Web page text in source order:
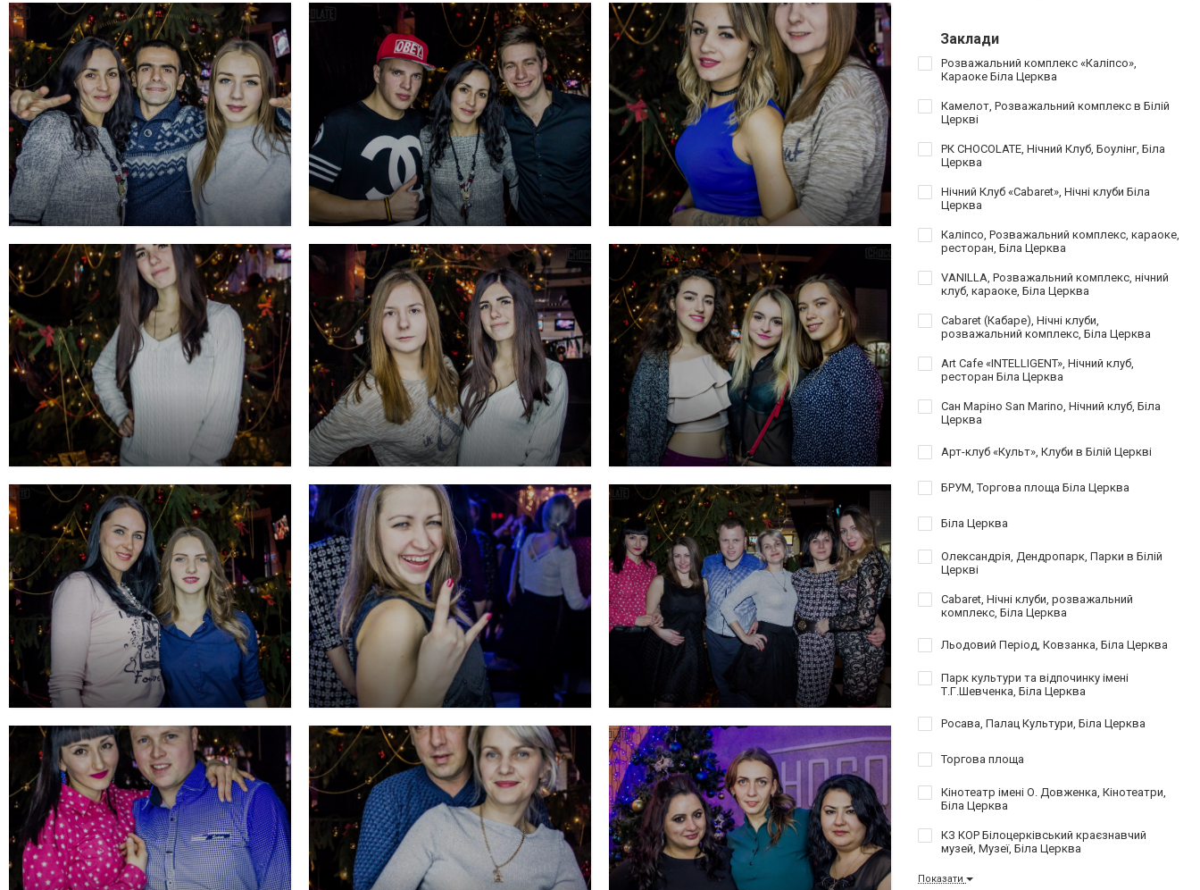
Заклади
Розважальний комплекс «Каліпсо»,
Караоке Біла Церква
Камелот, Розважальний комплекс в Білій
Церкві
РК CHOCOLATE, Нічний Клуб, Боулінг, Біла
Церква
Нічний Клуб «Cabaret», Нічні клуби Біла
Церква
Каліпсо, Розважальний комплекс, караоке,
ресторан, Біла Церква
VANILLA, Розважальний комплекс, нічний
клуб, караоке, Біла Церква
Cabaret (Кабаре), Нічні клуби,
розважальний комплекс, Біла Церква
Art Cafe «INTELLIGENT», Нічний клуб,
ресторан Біла Церква
Сан Маріно San Marino, Нічний клуб, Біла
Церква
Арт-клуб «Культ», Клуби в Білій Церкві
БРУМ, Торгова площа Біла Церква
Біла Церква
Олександрія, Дендропарк, Парки в Білій
Церкві
Cabaret, Нічні клуби, розважальний
комплекс, Біла Церква
Льодовий Період, Ковзанка, Біла Церква
Парк культури та відпочинку імені
Т.Г.Шевченка, Біла Церква
Росава, Палац Культури, Біла Церква
Торгова площа
Кінотеатр імені О. Довженка, Кінотеатри,
Біла Церква
КЗ КОР Білоцерківський краєзнавчий
музей, Музеї, Біла Церква
Показати